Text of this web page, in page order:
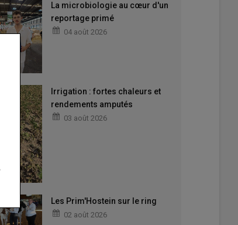
La microbiologie au cœur d'un
reportage primé
04 août 2026
Irrigation : fortes chaleurs et
rendements amputés
03 août 2026
Les Prim'Hostein sur le ring
02 août 2026